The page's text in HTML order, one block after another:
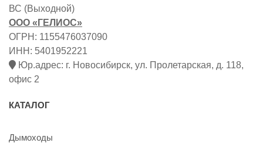
ВС (Выходной)
ООО «ГЕЛИОС»
ОГРН: 1155476037090
ИНН: 5401952221
Юр.адрес: г. Новосибирск, ул. Пролетарская, д. 118,
офис 2
КАТАЛОГ
Дымоходы